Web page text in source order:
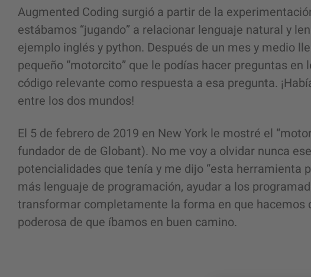
Augmented Coding surgió a partir de la
estábamos “jugando” a relacionar lenguaje natural y
ejemplo inglés y python. Después de un mes y medio
pequeño “motorcito” que le podías hacer preguntas
código relevante como respuesta a esa pregunta.
entre los dos mundos!
El 5 de febrero de 2019 en New York le mostré el
fundador de de Globant). No me voy a olvidar nunca
potencialidades que tenía y me dijo “esta herramienta
más lenguaje de programación, ayudar a los
transformar completamente la forma en que hacemos
poderosa de que íbamos en buen camino.